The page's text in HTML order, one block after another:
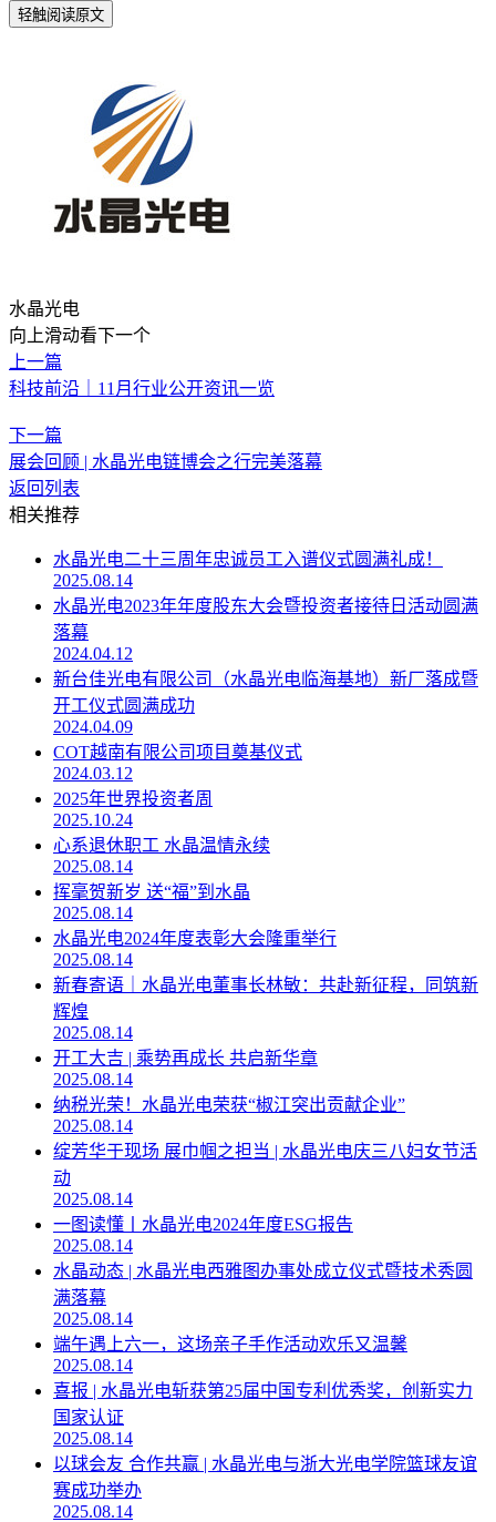
轻触阅读原文
水晶光电
向上滑动看下一个
上一篇
科技前沿｜11月行业公开资讯一览
下一篇
展会回顾 | 水晶光电链博会之行完美落幕
返回列表
相关推荐
水晶光电二十三周年忠诚员工入谱仪式圆满礼成！
2025.08.14
水晶光电2023年年度股东大会暨投资者接待日活动圆满
落幕
2024.04.12
新台佳光电有限公司（水晶光电临海基地）新厂落成暨
开工仪式圆满成功
2024.04.09
COT越南有限公司项目奠基仪式
2024.03.12
2025年世界投资者周
2025.10.24
心系退休职工 水晶温情永续
2025.08.14
挥毫贺新岁 送“福”到水晶
2025.08.14
水晶光电2024年度表彰大会隆重举行
2025.08.14
新春寄语｜水晶光电董事长林敏：共赴新征程，同筑新
辉煌
2025.08.14
开工大吉 | 乘势再成长 共启新华章
2025.08.14
纳税光荣！水晶光电荣获“椒江突出贡献企业”
2025.08.14
绽芳华于现场 展巾帼之担当 | 水晶光电庆三八妇女节活
动
2025.08.14
一图读懂丨水晶光电2024年度ESG报告
2025.08.14
水晶动态 | 水晶光电西雅图办事处成立仪式暨技术秀圆
满落幕
2025.08.14
端午遇上六一，这场亲子手作活动欢乐又温馨
2025.08.14
喜报 | 水晶光电斩获第25届中国专利优秀奖，创新实力
国家认证
2025.08.14
以球会友 合作共赢 | 水晶光电与浙大光电学院篮球友谊
赛成功举办
2025.08.14